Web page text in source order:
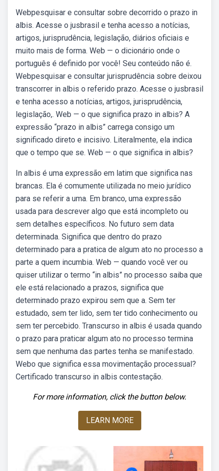
Webpesquisar e consultar sobre decorrido o prazo in
albis. Acesse o jusbrasil e tenha acesso a notícias,
artigos, jurisprudência, legislação, diários oficiais e
muito mais de forma. Web — o dicionário onde o
português é definido por você! Seu conteúdo não é.
Webpesquisar e consultar jurisprudência sobre deixou
transcorrer in albis o referido prazo. Acesse o jusbrasil
e tenha acesso a notícias, artigos, jurisprudência,
legislação,. Web — o que significa prazo in albis? A
expressão “prazo in albis” carrega consigo um
significado direto e incisivo. Literalmente, ela indica
que o tempo que se. Web — o que significa in albis?
In albis é uma expressão em latim que significa nas
brancas. Ela é comumente utilizada no meio jurídico
para se referir a uma. Em branco, uma expressão
usada para descrever algo que está incompleto ou
sem detalhes específicos. No futuro sem data
determinada. Significa que dentro do prazo
determinado para a pratica de algum ato no processo a
parte a quem incumbia. Web — quando você ver ou
quiser utilizar o termo “in albis” no processo saiba que
ele está relacionado a prazos, significa que
determinado prazo expirou sem que a. Sem ter
estudado, sem ter lido, sem ter tido conhecimento ou
sem ter percebido. Transcurso in albis é usada quando
o prazo para praticar algum ato no processo termina
sem que nenhuma das partes tenha se manifestado.
Webo que significa essa movimentação processual?
Certificado transcurso in albis contestação.
For more information, click the button below.
LEARN MORE